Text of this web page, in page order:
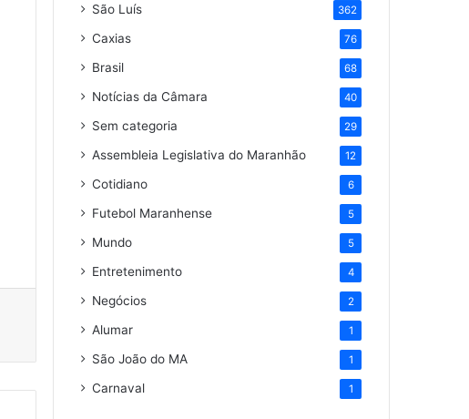
São Luís 362
Caxias 76
Brasil 68
Notícias da Câmara 40
Sem categoria 29
Assembleia Legislativa do Maranhão 12
Cotidiano 6
Futebol Maranhense 5
Mundo 5
Entretenimento 4
Negócios 2
Alumar 1
São João do MA 1
Carnaval 1